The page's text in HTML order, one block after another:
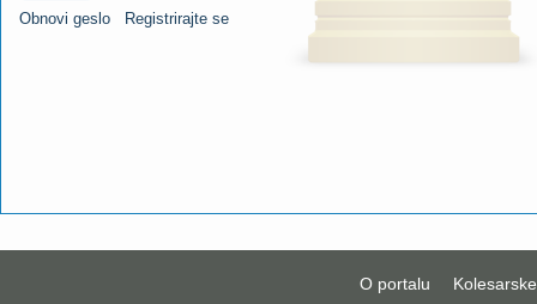
Obnovi geslo Registrirajte se
O portalu